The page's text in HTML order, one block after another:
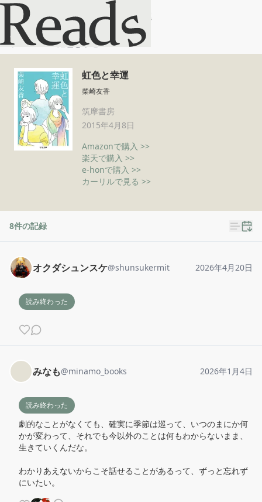
虹色と幸運
ホーム 虹色と幸運
虹色と幸運
柴崎友香
筑摩書房
2015年4月8日
Amazonで購入 >>
楽天で購入 >>
e-honで購入 >>
カーリルで見る >>
8件の記録
オクダシュンスケ@shunsukermit 2026年4月20日
読み終わった
みなも@minamo_books 2026年1月4日
読み終わった
劇的なことがなくても、確実に季節は巡って、いつのまにか何
かが変わって、それでも今以外のことは何もわからないまま、
生きていくんだな。
わかりあえないからこそ話せることがあるって、ずっと忘れず
にいたい。